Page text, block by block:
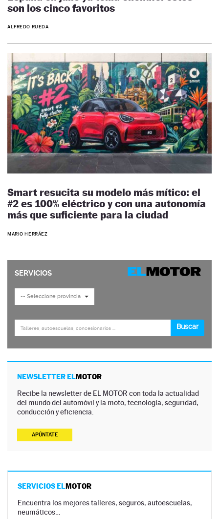
son los cinco favoritos
ALFREDO RUEDA
Smart resucita su modelo más mítico: el
#2 es 100% eléctrico y con una autonomía
más que suficiente para la ciudad
MARIO HERRÁEZ
NEWSLETTER ELMOTOR
Recibe la newsletter de EL MOTOR con toda la actualidad
del mundo del automóvil y la moto, tecnología, seguridad,
conducción y eficiencia.
APÚNTATE
SERVICIOS ELMOTOR
Encuentra los mejores talleres, seguros, autoescuelas,
neumáticos…